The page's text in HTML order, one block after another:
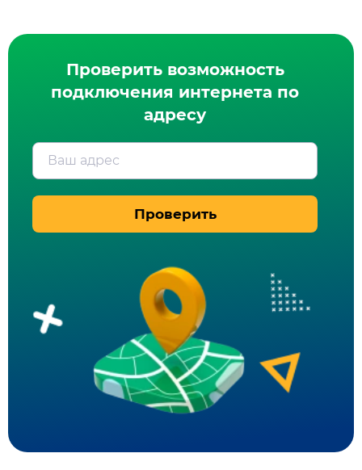
Проверить возможность
подключения интернета по
адресу
Ваш адрес
Проверить